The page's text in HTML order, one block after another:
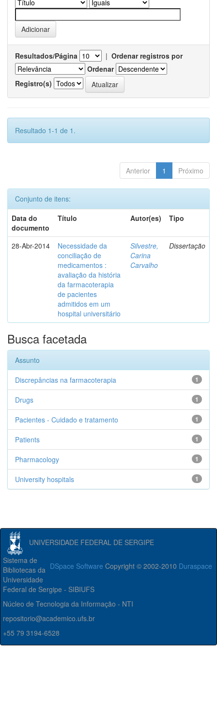
Resultados/Página | Ordenar registros por
Ordenar
Registro(s)
Resultado 1-1 de 1.
Anterior 1 Próximo
Conjunto de itens:
Data do
documento
Título Autor(es) Tipo
28-Abr-2014
Necessidade da
conciliação de
medicamentos :
avaliação da história
da farmacoterapia
de pacientes
admitidos em um
hospital universitário
Silvestre,
Carina
Carvalho
Dissertação
Busca facetada
Assunto
1
Discrepâncias na farmacoterapia
1
Drugs
1
Pacientes - Cuidado e tratamento
1
Patients
1
Pharmacology
1
University hospitals
UNIVERSIDADE FEDERAL DE SERGIPE
DSpace Software Copyright © 2002-2010 Duraspace
Sistema de
Bibliotecas da
Universidade
Federal de Sergipe - SIBIUFS
Núcleo de Tecnologia da Informação - NTI
repositorio@academico.ufs.br
+55 79 3194-6528